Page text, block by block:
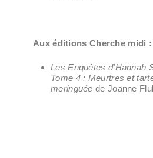
Aux éditions Cherche midi :
Les Enquêtes d’Hannah
Tome 4 : Meurtres et
meringuée de Joanne